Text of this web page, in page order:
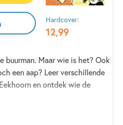
Hardcover:
12,99
buurman. Maar wie is het? Ook
een aap? Leer verschillende
en ontdek wie de